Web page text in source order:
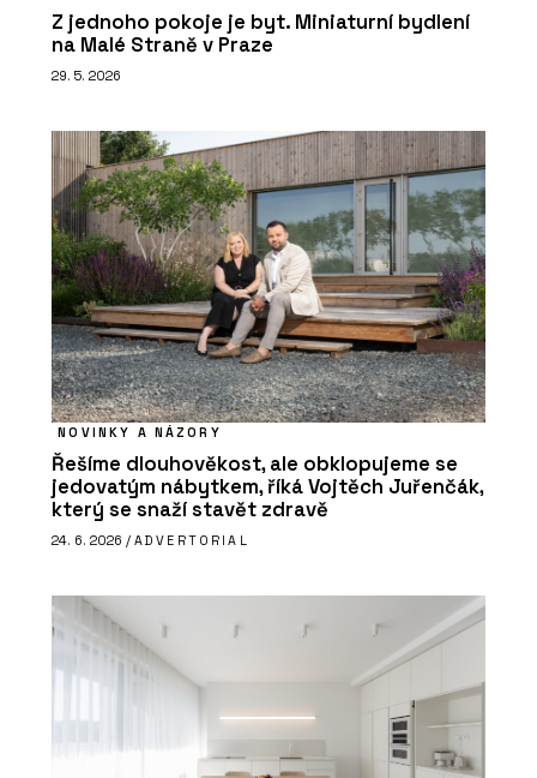
Z jednoho pokoje je byt. Miniaturní bydlení
na Malé Straně v Praze
29. 5. 2026
NOVINKY A NÁZORY
Řešíme dlouhověkost, ale obklopujeme se
jedovatým nábytkem, říká Vojtěch Juřenčák,
který se snaží stavět zdravě
24. 6. 2026 / ADVERTORIAL